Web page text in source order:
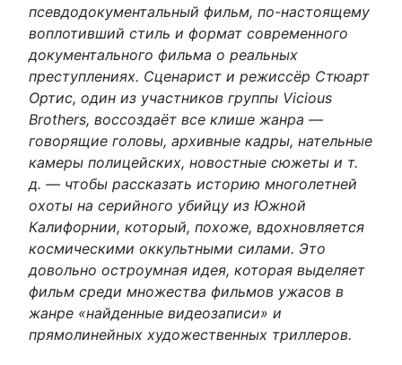
псевдодокументальный фильм, по-настоящему
воплотивший стиль и формат современного
документального фильма о реальных
преступлениях. Сценарист и режиссёр Стюарт
Ортис, один из участников группы Vicious
Brothers, воссоздаёт все клише жанра —
говорящие головы, архивные кадры, нательные
камеры полицейских, новостные сюжеты и т.
д. — чтобы рассказать историю многолетней
охоты на серийного убийцу из Южной
Калифорнии, который, похоже, вдохновляется
космическими оккультными силами. Это
довольно остроумная идея, которая выделяет
фильм среди множества фильмов ужасов в
жанре «найденные видеозаписи» и
прямолинейных художественных триллеров.